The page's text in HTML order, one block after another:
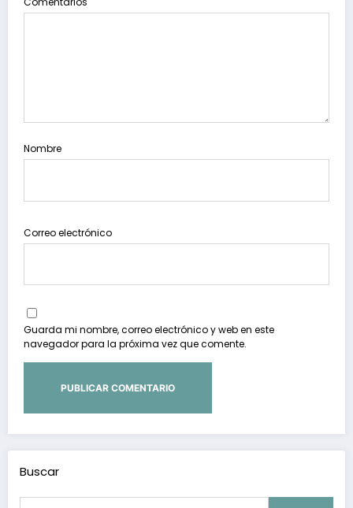
Nombre
Correo electrónico
Guarda mi nombre, correo electrónico y web en este
navegador para la próxima vez que comente.
Buscar